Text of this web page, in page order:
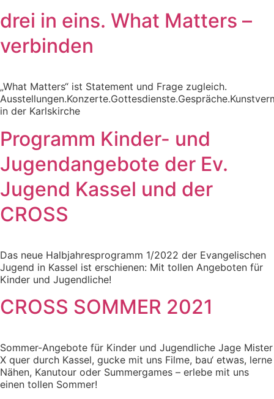
drei in eins. What Matters –
verbinden
„What Matters“ ist Statement und Frage zugleich.
in der Karlskirche
Programm Kinder- und
Jugendangebote der Ev.
Jugend Kassel und der
CROSS
Das neue Halbjahresprogramm 1/2022 der Evangelischen
Jugend in Kassel ist erschienen: Mit tollen Angeboten für
Kinder und Jugendliche!
CROSS SOMMER 2021
Sommer-Angebote für Kinder und Jugendliche Jage Mister
X quer durch Kassel, gucke mit uns Filme, bau‘ etwas, lerne
Nähen, Kanutour oder Summergames – erlebe mit uns
einen tollen Sommer!